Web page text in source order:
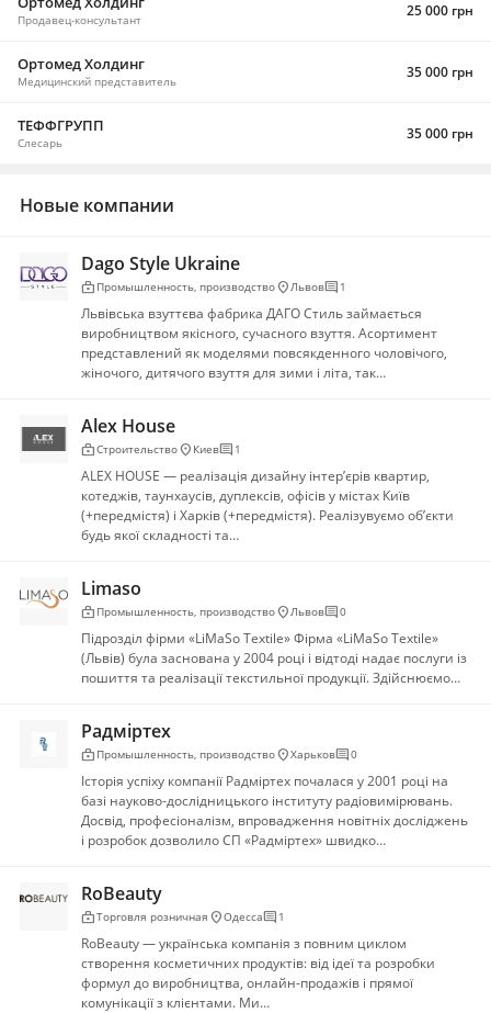
Продавец-консультант 25 000 грн
Ортомед Холдинг
Медицинский представитель 35 000 грн
ТЕФФГРУПП
Слесарь 35 000 грн
Новые компании
Dago Style Ukraine
enterprise Промышленность, производствоlocation_onЛьвовcomment 1
Львівська взуттєва фабрика ДАГО Стиль займається
виробництвом якісного, сучасного взуття. Асортимент
представлений як моделями повсякденного чоловічого,
жіночого, дитячого взуття для зими і літа, так…
Alex House
enterpriseСтроительствоlocation_on Киевcomment 1
ALEX HOUSE — реалізація дизайну інтер’єрів квартир,
котеджів, таунхаусів, дуплексів, офісів у містах Київ
(+передмістя) і Харків (+передмістя). Реалізувуємо об’єкти
будь якої складності та…
Limaso
enterprise Промышленность, производствоlocation_onЛьвовcomment0
Підрозділ фірми «LiMaSo Textile» Фірма «LiMaSo Textile»
(Львів) була заснована у 2004 році і відтоді надає послуги із
пошиття та реалізації текстильної продукції. Здійснюємо…
Радміртех
enterprise Промышленность, производствоlocation_onХарьковcomment0
Історія успіху компанії Радміртех почалася у 2001 році на
базі науково-дослідницького інституту радіовимірювань.
Досвід, професіоналізм, впровадження новітніх досліджень
і розробок дозволило СП «Радміртех» швидко…
RoBeauty
enterpriseТорговля розничная location_onОдессаcomment 1
RoBeauty — українська компанія з повним циклом
створення косметичних продуктів: від ідеї та розробки
формул до виробництва, онлайн-продажів і прямої
комунікації з клієнтами. Ми…